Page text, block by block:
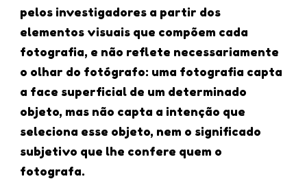
pelos investigadores a partir dos
elementos visuais que compõem cada
fotografia, e não reflete necessariamente
o olhar do fotógrafo: uma fotografia capta
a face superficial de um determinado
objeto, mas não capta a intenção que
seleciona esse objeto, nem o significado
subjetivo que lhe confere quem o
fotografa.